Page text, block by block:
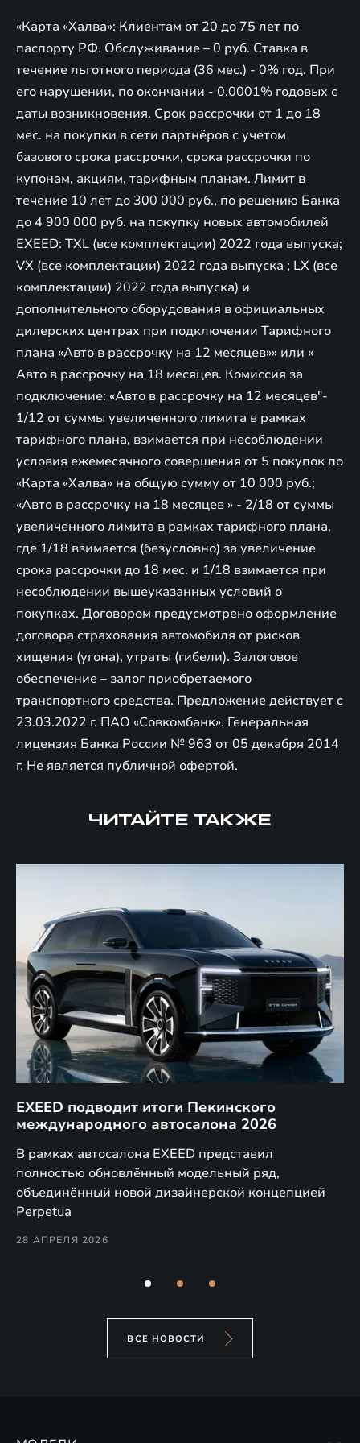
«Карта «Халва»: Клиентам от 20 до 75 лет по
паспорту РФ. Обслуживание – 0 руб. Ставка в
течение льготного периода (36 мес.) - 0% год. При
его нарушении, по окончании - 0,0001% годовых с
даты возникновения. Срок рассрочки от 1 до 18
мес. на покупки в сети партнёров с учетом
базового срока рассрочки, срока рассрочки по
купонам, акциям, тарифным планам. Лимит в
течение 10 лет до 300 000 руб., по решению Банка
до 4 900 000 руб. на покупку новых автомобилей
EXEED: TXL (все комплектации) 2022 года выпуска;
VX (все комплектации) 2022 года выпуска ; LX (все
комплектации) 2022 года выпуска) и
дополнительного оборудования в официальных
дилерских центрах при подключении Тарифного
плана «Авто в рассрочку на 12 месяцев»» или «
Авто в рассрочку на 18 месяцев. Комиссия за
подключение: «Авто в рассрочку на 12 месяцев"-
1/12 от суммы увеличенного лимита в рамках
тарифного плана, взимается при несоблюдении
условия ежемесячного совершения от 5 покупок по
«Карта «Халва» на общую сумму от 10 000 руб.;
«Авто в рассрочку на 18 месяцев » - 2/18 от суммы
увеличенного лимита в рамках тарифного плана,
где 1/18 взимается (безусловно) за увеличение
срока рассрочки до 18 мес. и 1/18 взимается при
несоблюдении вышеуказанных условий о
покупках. Договором предусмотрено оформление
договора страхования автомобиля от рисков
хищения (угона), утраты (гибели). Залоговое
обеспечение – залог приобретаемого
транспортного средства. Предложение действует c
23.03.2022 г. ПАО «Совкомбанк». Генеральная
лицензия Банка России № 963 от 05 декабря 2014
г. Не является публичной офертой.
ЧИТАЙТЕ ТАКЖЕ
EXEED подводит итоги Пекинского
международного автосалона 2026
В рамках автосалона EXEED представил
полностью обновлённый модельный ряд,
объединённый новой дизайнерской концепцией
Perpetua
28 АПРЕЛЯ 2026
ВСЕ НОВОСТИ